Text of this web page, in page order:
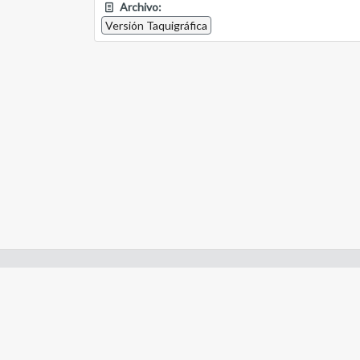
Archivo:
Versión Taquigráfica